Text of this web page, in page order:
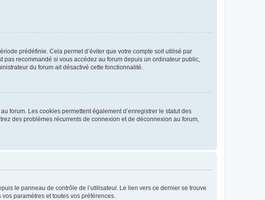
prédéfinie. Cela permet d’éviter que votre compte soit utilisé par
pas recommandé si vous accédez au forum depuis un ordinateur public,
du forum ait désactivé cette fonctionnalité.
forum. Les cookies permettent également d’enregistrer le statut des
des problèmes récurrents de connexion et de déconnexion au forum,
le panneau de contrôle de l’utilisateur. Le lien vers ce dernier se trouve
paramètres et toutes vos préférences.